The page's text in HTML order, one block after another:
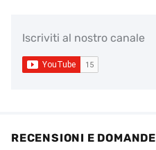
Iscriviti al nostro canale
RECENSIONI E DOMANDE